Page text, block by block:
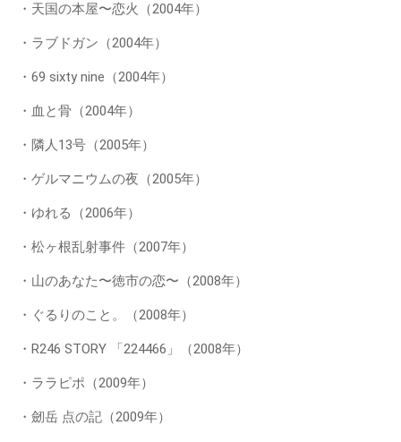
・天国の本屋〜恋火（2004年）
・ラブドガン（2004年）
・69 sixty nine（2004年）
・血と骨（2004年）
・隣人13号（2005年）
・ゲルマニウムの夜（2005年）
・ゆれる（2006年）
・松ヶ根乱射事件（2007年）
・山のあなた〜徳市の恋〜（2008年）
・ぐるりのこと。（2008年）
・R246 STORY 「224466」（2008年）
・ララピポ（2009年）
・劒岳 点の記（2009年）